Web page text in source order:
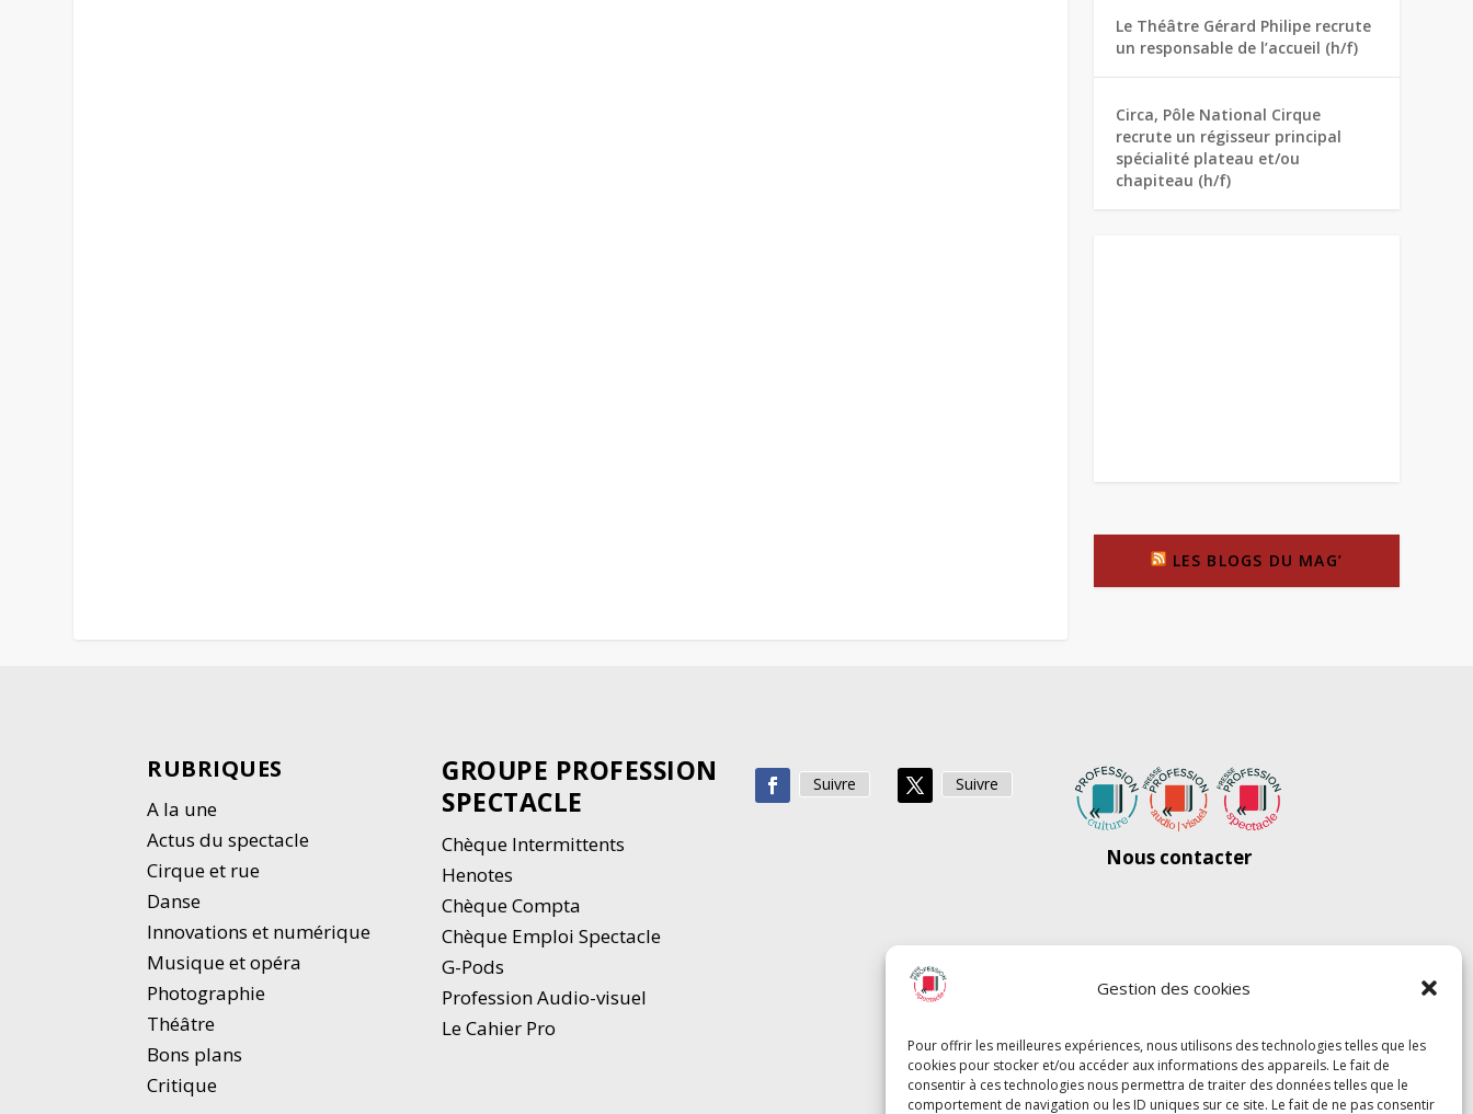
Gestion des cookies
Pour offrir les meilleures expériences, nous utilisons des technologies telles que les
cookies pour stocker et/ou accéder aux informations des appareils. Le fait de
consentir à ces technologies nous permettra de traiter des données telles que le
comportement de navigation ou les ID uniques sur ce site. Le fait de ne pas consentir
Le Théâtre Gérard Philipe recrute
un responsable de l’accueil (h/f)
Circa, Pôle National Cirque
recrute un régisseur principal
spécialité plateau et/ou
chapiteau (h/f)
LES BLOGS DU MAG’
RUBRIQUES
A la une
Actus du spectacle
Cirque et rue
Danse
Innovations et numérique
Musique et opéra
Photographie
Théâtre
Bons plans
Critique
GROUPE PROFESSION
SPECTACLE
Chèque Intermittents
Henotes
Chèque Compta
Chèque Emploi Spectacle
G-Pods
Profession Audio-visuel
Le Cahier Pro
Suivre Suivre
Nous contacter